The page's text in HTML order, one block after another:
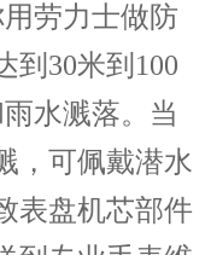
劳力士做防
到30米到100
水溅落。当
，可佩戴潜水
表盘机芯部件